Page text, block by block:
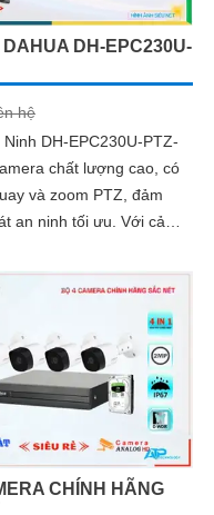
DH-EPC230U-
hệ
DH-EPC230U-PTZ-
chất lượng cao, có
và zoom PTZ, đảm
ninh tối ưu. Với cảm
CHÍNH HÃNG